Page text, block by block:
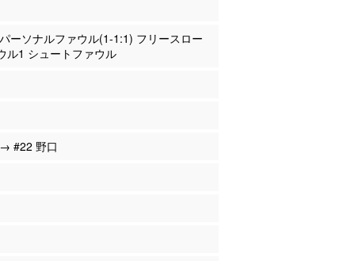
ーソナルファウル(1-1:1) フリースロー
ル1 シュートファウル
#22 野口